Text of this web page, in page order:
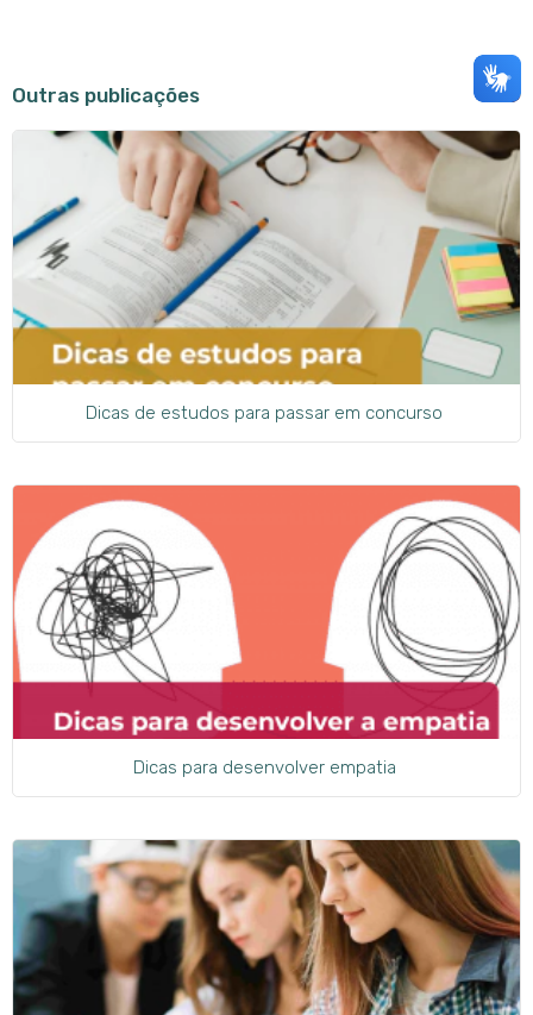
Outras publicações
Dicas de estudos para passar em concurso
Dicas para desenvolver empatia